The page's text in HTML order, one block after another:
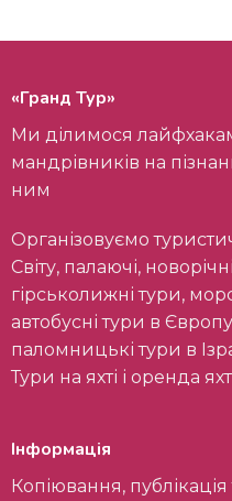
«Гранд Тур»
Ми ділимося лайфхаками, досвідом та надихаємо
мандрівників на
ним
Організовуємо туристичні поїздки по всьому
Світу, палаючі,
гірськолижні тури,
автобусні тури в
паломницькі тури в
Тури на яхті і оренда
Інформація
Копіювання, публікація та будь-яке використання,